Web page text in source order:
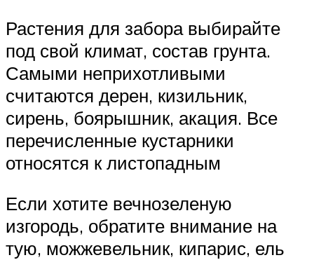
Растения для забора выбирайте
под свой климат, состав грунта.
Самыми неприхотливыми
считаются дерен, кизильник,
сирень, боярышник, акация. Все
перечисленные кустарники
относятся к листопадным
Если хотите вечнозеленую
изгородь, обратите внимание на
тую, можжевельник, кипарис, ель